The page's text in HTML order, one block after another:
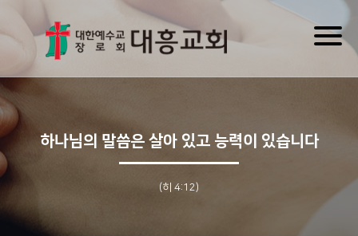
하나님의 말씀은 살아 있고 능력이 있습니다
(히 4:12)